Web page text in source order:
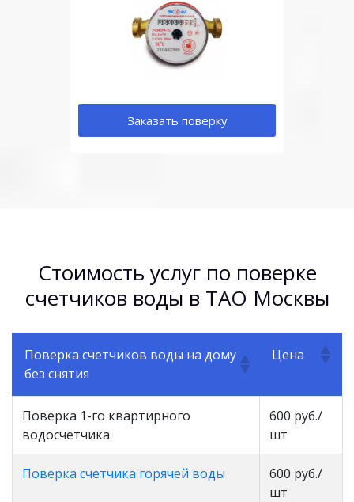
Заказать поверку
Стоимость услуг по поверке
счетчиков воды в ТАО Москвы
Поверка счетчиков воды на дому
без снятия
Цена
Поверка 1-го квартирного
водосчетчика
600 руб./
шт
Поверка счетчика горячей воды
600 руб./
шт